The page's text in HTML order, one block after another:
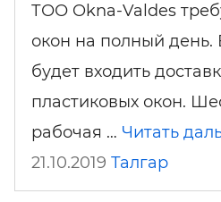
ТОО Okna-Valdes
окон на полный день.
будет входить
пластиковых окон.
рабочая … Читать
21.10.2019 Талгар